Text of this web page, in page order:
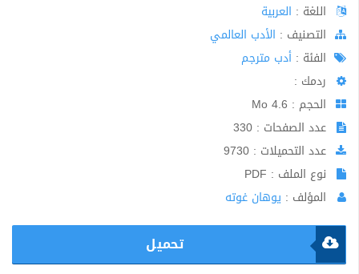
اللغة : العربية
اﻟﺘﺼﻨﻴﻒ : الأدب العالمي
الفئة : أدب مترجم
ردمك :
الحجم : 4.6 Mo
عدد الصفحات : 330
عدد التحميلات : 9730
نوع الملف : PDF
المؤلف : يوهان غوته
تحميل